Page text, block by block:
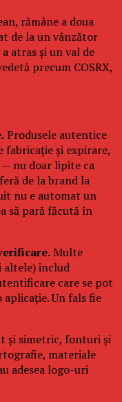
rămâne a doua
de la un vânzător
atras și un val de
precum COSRX,
Produsele autentice
fabricație și expirare,
nu doar lipite ca
de la brand la
nu e automat un
să pară făcută în
Multe
altele) includ
care se pot
Un fals fie
și simetric, fonturi și
materiale
adesea logo-uri